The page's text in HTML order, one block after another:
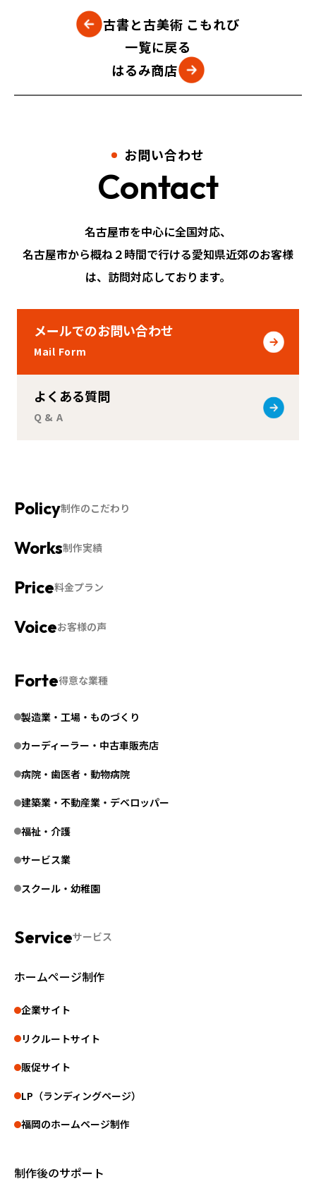
古書と古美術 こもれび
一覧に戻る
はるみ商店
お問い合わせ
Contact
名古屋市を中心に全国対応、
名古屋市から概ね２時間で行ける愛知県近郊のお客様
は、訪問対応しております。
メールでのお問い合わせ
Mail Form
よくある質問
Q & A
制作のこだわり
制作実績
料金プラン
お客様の声
得意な業種
製造業・工場・ものづくり
カーディーラー・中古車販売店
病院・歯医者・動物病院
建築業・不動産業・デベロッパー
福祉・介護
サービス業
スクール・幼稚園
サービス
ホームページ制作
企業サイト
リクルートサイト
販促サイト
LP（ランディングページ）
福岡のホームページ制作
制作後のサポート